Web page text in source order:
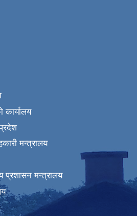
कार्यालय
मन्त्रालय
प्रशासन मन्त्रालय